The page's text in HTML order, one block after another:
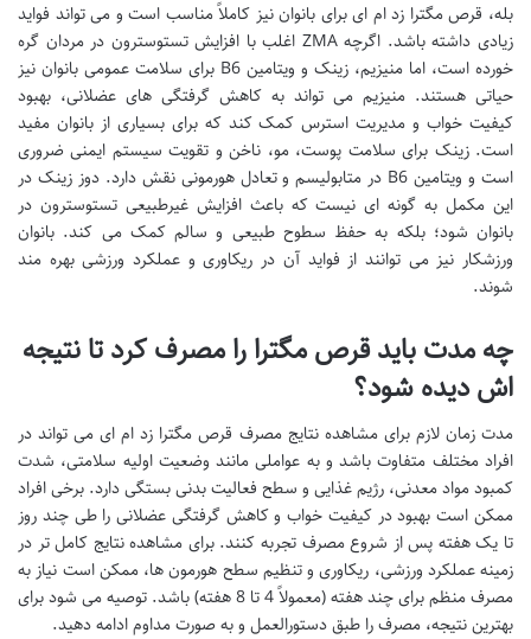
بله، قرص مگترا زد ام ای برای بانوان نیز کاملاً مناسب است و می تواند فواید
زیادی داشته باشد. اگرچه ZMA اغلب با افزایش تستوسترون در مردان گره
خورده است، اما منیزیم، زینک و ویتامین B6 برای سلامت عمومی بانوان نیز
حیاتی هستند. منیزیم می تواند به کاهش گرفتگی های عضلانی، بهبود
کیفیت خواب و مدیریت استرس کمک کند که برای بسیاری از بانوان مفید
است. زینک برای سلامت پوست، مو، ناخن و تقویت سیستم ایمنی ضروری
است و ویتامین B6 در متابولیسم و تعادل هورمونی نقش دارد. دوز زینک در
این مکمل به گونه ای نیست که باعث افزایش غیرطبیعی تستوسترون در
بانوان شود؛ بلکه به حفظ سطوح طبیعی و سالم کمک می کند. بانوان
ورزشکار نیز می توانند از فواید آن در ریکاوری و عملکرد ورزشی بهره مند
شوند.
چه مدت باید قرص مگترا را مصرف کرد تا نتیجه
اش دیده شود؟
مدت زمان لازم برای مشاهده نتایج مصرف قرص مگترا زد ام ای می تواند در
افراد مختلف متفاوت باشد و به عواملی مانند وضعیت اولیه سلامتی، شدت
کمبود مواد معدنی، رژیم غذایی و سطح فعالیت بدنی بستگی دارد. برخی افراد
ممکن است بهبود در کیفیت خواب و کاهش گرفتگی عضلانی را طی چند روز
تا یک هفته پس از شروع مصرف تجربه کنند. برای مشاهده نتایج کامل تر در
زمینه عملکرد ورزشی، ریکاوری و تنظیم سطح هورمون ها، ممکن است نیاز به
مصرف منظم برای چند هفته (معمولاً 4 تا 8 هفته) باشد. توصیه می شود برای
بهترین نتیجه، مصرف را طبق دستورالعمل و به صورت مداوم ادامه دهید.